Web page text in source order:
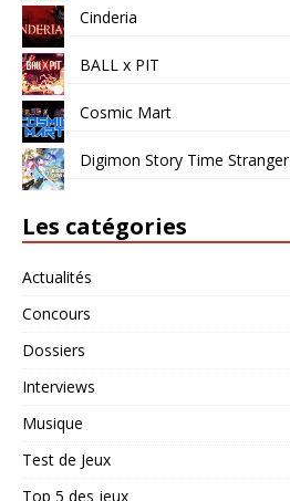
Cinderia
BALL x PIT
Cosmic Mart
Digimon Story Time Stranger
Les catégories
Actualités
Concours
Dossiers
Interviews
Musique
Test de Jeux
Top 5 des jeux